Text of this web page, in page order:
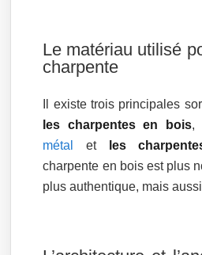
Le matériau utilisé
charpente
Il existe trois principales
les charpentes en bois,
métal
et les
charpente en bois est plus
plus authentique, mais